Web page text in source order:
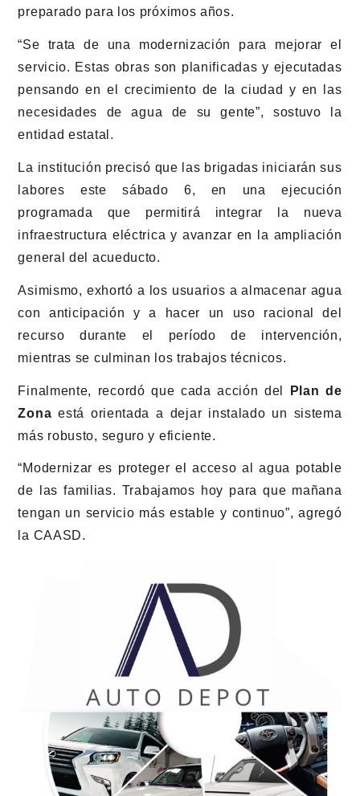
preparado para los próximos años.
“Se trata de una modernización para mejorar el
servicio. Estas obras son planificadas y ejecutadas
pensando en el crecimiento de la ciudad y en las
necesidades de agua de su gente”, sostuvo la
entidad estatal.
La institución precisó que las brigadas iniciarán sus
labores este sábado 6, en una ejecución
programada que permitirá integrar la nueva
infraestructura eléctrica y avanzar en la ampliación
general del acueducto.
Asimismo, exhortó a los usuarios a almacenar agua
con anticipación y a hacer un uso racional del
recurso durante el período de intervención,
mientras se culminan los trabajos técnicos.
Finalmente, recordó que cada acción del
Plan de
Zona está orientada a dejar instalado un sistema
más robusto, seguro y eficiente.
“Modernizar es proteger el acceso al agua potable
de las familias. Trabajamos hoy para que mañana
tengan un servicio más estable y continuo”, agregó
la CAASD.